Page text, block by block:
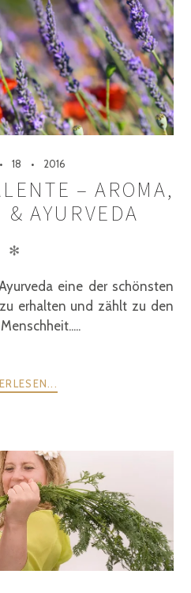
18 2016
– AROMA,
& AYURVEDA
✻
eine der schönsten
erhalten und zählt zu den